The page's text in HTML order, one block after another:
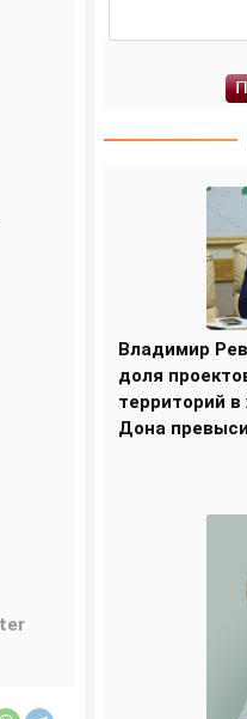
Владимир
доля
территорий
Дона